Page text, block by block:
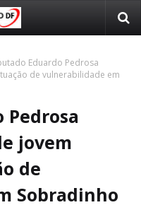
Eduardo Pedrosa
de vulnerabilidade em
Pedrosa
jovem
de
Sobradinho